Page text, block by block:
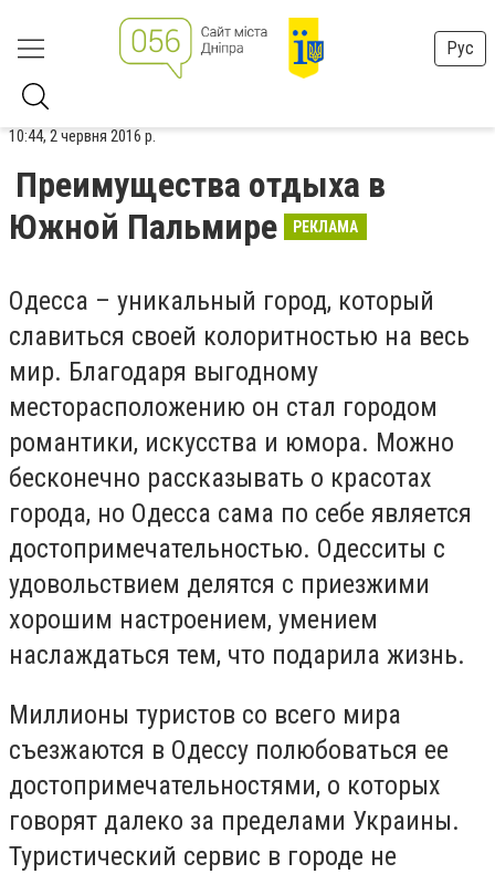
Рус
10:44, 2 червня 2016 р.
Преимущества отдыха в
Южной Пальмире
РЕКЛАМА
Одесса – уникальный город, который
славиться своей колоритностью на весь
мир. Благодаря выгодному
месторасположению он стал городом
романтики, искусства и юмора. Можно
бесконечно рассказывать о красотах
города, но Одесса сама по себе является
достопримечательностью. Одесситы с
удовольствием делятся с приезжими
хорошим настроением, умением
наслаждаться тем, что подарила жизнь.
Миллионы туристов со всего мира
съезжаются в Одессу полюбоваться ее
достопримечательностями, о которых
говорят далеко за пределами Украины.
Туристический сервис в городе не